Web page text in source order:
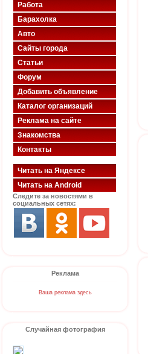
Работа
Барахолка
Авто
Сайты города
Статьи
Форум
Добавить объявление
Каталог организаций
Реклама на сайте
Знакомства
Контакты
Читать на Яндексе
Читать на Android
Следите за новостями в
социальных сетях:
Реклама
Ваша реклама здесь
Случайная фотография